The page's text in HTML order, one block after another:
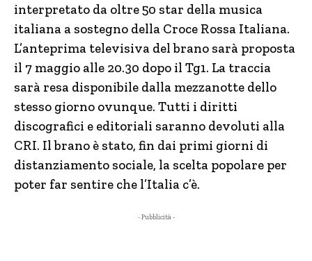
interpretato da oltre 50 star della musica
italiana a sostegno della Croce Rossa Italiana.
L’anteprima televisiva del brano sarà proposta
il 7 maggio alle 20.30 dopo il Tg1. La traccia
sarà resa disponibile dalla mezzanotte dello
stesso giorno ovunque. Tutti i diritti
discografici e editoriali saranno devoluti alla
CRI. Il brano è stato, fin dai primi giorni di
distanziamento sociale, la scelta popolare per
poter far sentire che l’Italia c’è.
- Pubblicità -